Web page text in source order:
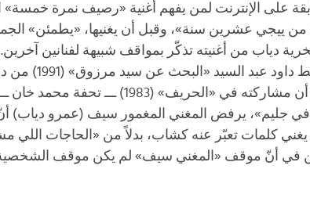
على الإنترنت لمن يفهم أغنية «رصيف نمرة خمسة»
من ييجي عشرين سنة»، وقبل أن يغنيها، «يطمئن»
دياب من أغنيته تذكّر بمواقف شبيهة لفنانين
الحكيم إنّها أدّت
الفيلم. أما عادل إمام فقد أعلن أن مشاركته في
جليم»، يرفض المغني المغمور سيف (عمرو دياب)
يغني كلمات تعبّر عنه كشاب، بدلاً من «الحاجات اللي
في أنّ موقف «المغني سيف» لم يكن موقف